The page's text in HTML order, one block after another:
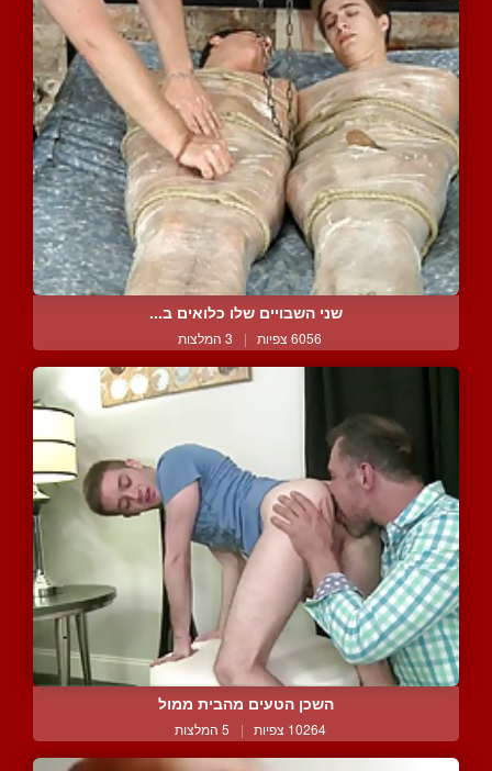
שני השבויים שלו כלואים ב...
6056 צפיות | 3 המלצות
השכן הטעים מהבית ממול
10264 צפיות | 5 המלצות